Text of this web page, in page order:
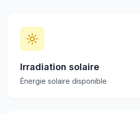
Irradiation solaire
Énergie solaire disponible